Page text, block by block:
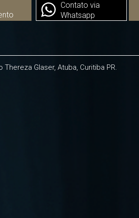
Contato via
Whatsapp
Glaser, Atuba, Curitiba PR.